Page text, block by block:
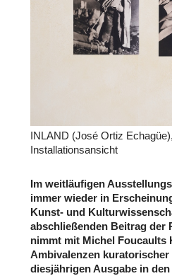
INLAND (José Ortiz
Installationsansicht
Im weitläufigen
immer wieder in
Kunst- und
abschließenden Beitrag der
nimmt mit Michel Foucaults
Ambivalenzen
diesjährigen Ausgabe in